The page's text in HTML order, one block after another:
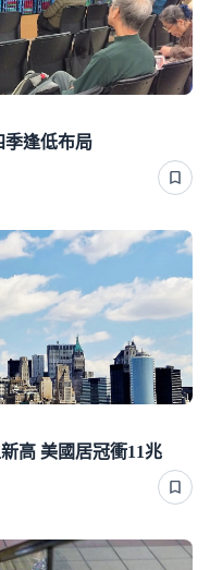
季逢低布局
高 美國居冠衝11兆